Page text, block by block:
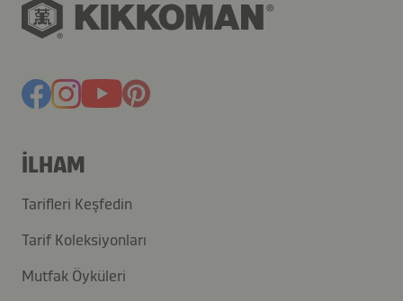
İLHAM
Tarifleri Keşfedin
Tarif Koleksiyonları
Mutfak Öyküleri